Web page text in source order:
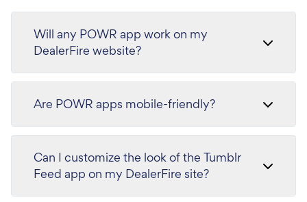
Will any POWR app work on my
DealerFire website?
Are POWR apps mobile-friendly?
Can I customize the look of the Tumblr
Feed app on my DealerFire site?